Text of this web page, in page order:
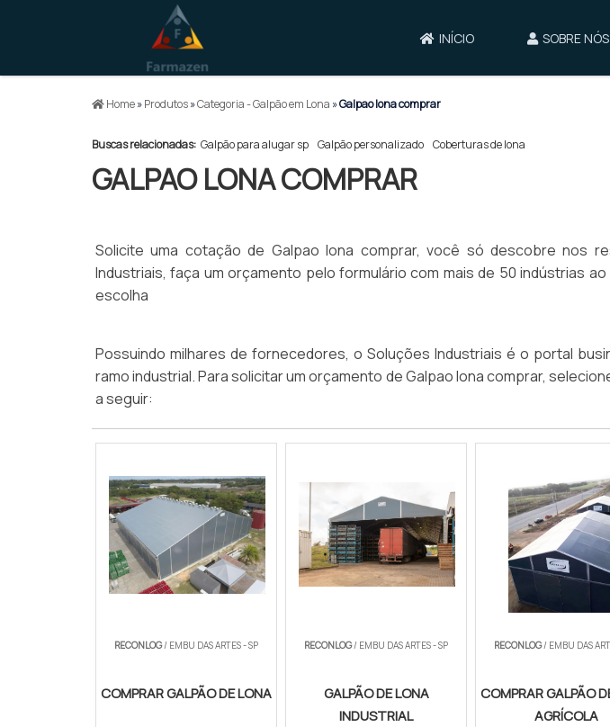
INÍCIO SOBRE NÓS
Home»Produtos»Categoria - Galpão em Lona »Galpao lona comprar
Buscas relacionadas: Galpão para alugar sp Galpão personalizado Coberturas de lona
GALPAO LONA COMPRAR
Solicite uma cotação de Galpao lona comprar, você só descobre nos
Industriais, faça um orçamento pelo formulário com mais de 50 indústrias
escolha
Possuindo milhares de fornecedores, o Soluções Industriais é o portal
ramo industrial. Para solicitar um orçamento de Galpao lona comprar,
a seguir:
RECONLOG/ EMBU DAS ARTES - SP
COMPRAR GALPÃO DE LONA
RECONLOG/ EMBU DAS ARTES - SP
GALPÃO DE LONA
INDUSTRIAL
RECONLOG/ EMBU DAS
COMPRAR GALPÃO
AGRÍCOLA